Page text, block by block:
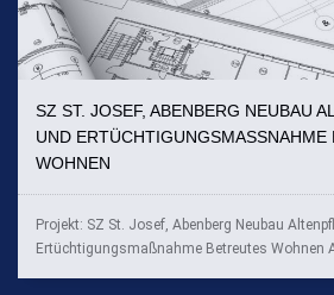
SZ ST. JOSEF, ABENBERG NEUBAU
UND ERTÜCHTIGUNGSMASSNAHME
OHNEN
Projekt: SZ St. Josef, Abenberg Neubau
Ertüchtigungsmaßnahme Betreutes Wohnen